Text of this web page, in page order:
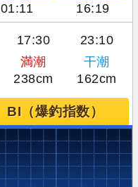
01:11 16:19
17:30 23:10
満潮
干潮
238cm 162cm
BI（爆釣指数）